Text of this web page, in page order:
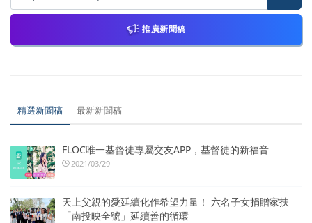
推廣新聞稿
精選新聞稿 最新新聞稿
FLOC唯一基督徒專屬交友APP，基督徒的新福音
2021/03/29
天上父親的愛延續化作希望力量！ 六名子女捐贈家扶
「南投映全號」延續善的循環